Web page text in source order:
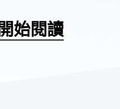
開始閱讀